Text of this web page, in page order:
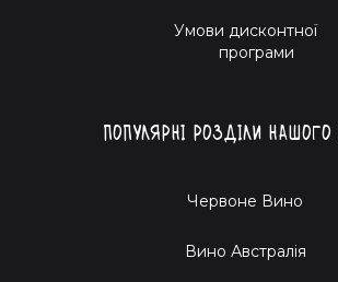
Умови дисконтної
програми
Популярні розділи нашого
Червоне Вино
Вино Австралія